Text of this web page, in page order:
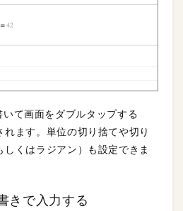
て画面をダブルタップする
れます。単位の切り捨てや切り
しくはラジアン）も設定できま
きで入力する